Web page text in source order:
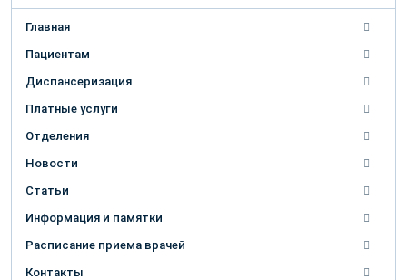
Главная
Пациентам
Диспансеризация
Платные услуги
Отделения
Новости
Статьи
Информация и памятки
Расписание приема врачей
Контакты